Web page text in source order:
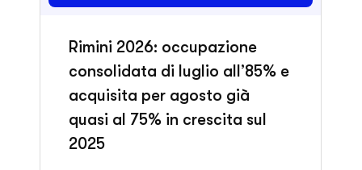
Rimini 2026: occupazione
consolidata di luglio all’85% e
acquisita per agosto già
quasi al 75% in crescita sul
2025